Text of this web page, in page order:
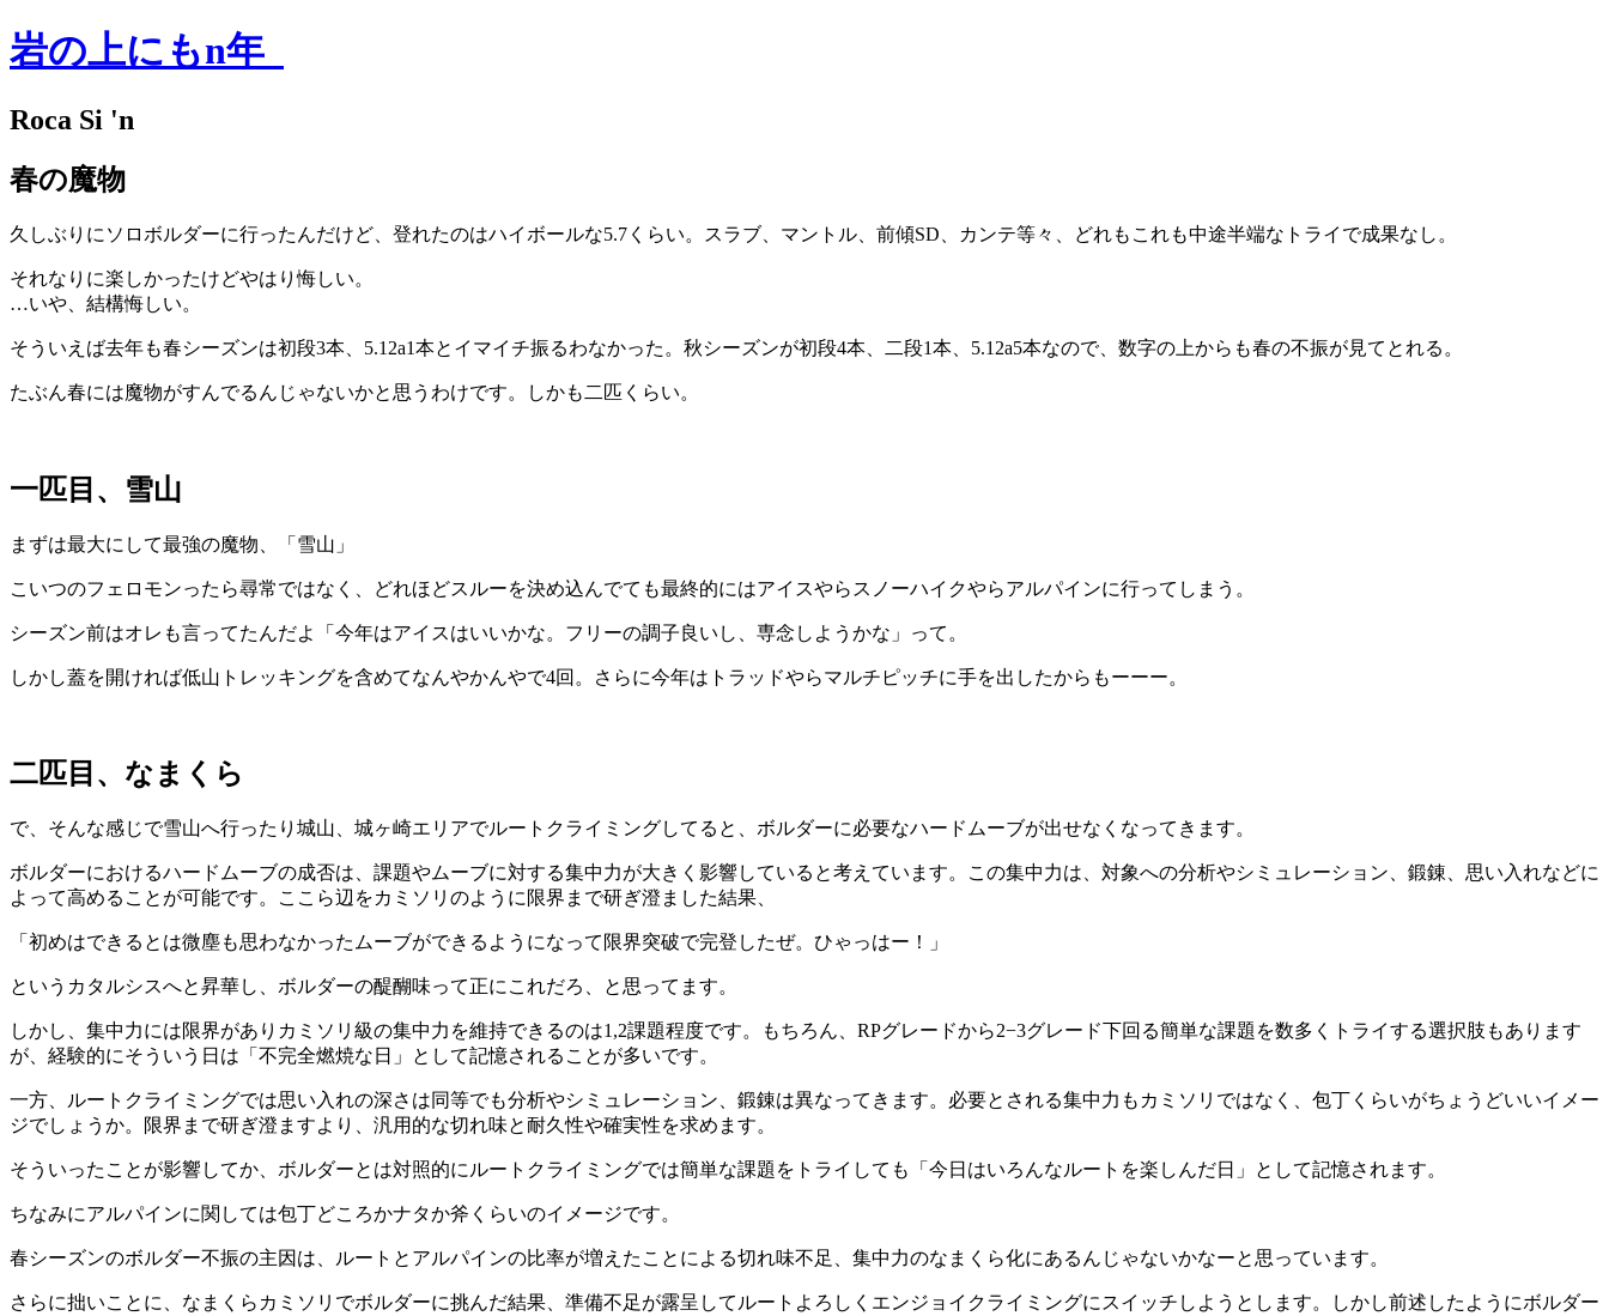
岩の上にもn年
Roca Si 'n
春の魔物
久しぶりにソロボルダーに行ったんだけど、登れたのはハイボールな5.7くらい。スラブ、マントル、前傾SD、カンテ等々、どれもこれも中途半端なトライで成果なし。
それなりに楽しかったけどやはり悔しい。
…いや、結構悔しい。
そういえば去年も春シーズンは初段3本、5.12a1本とイマイチ振るわなかった。秋シーズンが初段4本、二段1本、5.12a5本なので、数字の上からも春の不振が見てとれる。
たぶん春には魔物がすんでるんじゃないかと思うわけです。しかも二匹くらい。
一匹目、雪山
まずは最大にして最強の魔物、「雪山」
こいつのフェロモンったら尋常ではなく、どれほどスルーを決め込んでても最終的にはアイスやらスノーハイクやらアルパインに行ってしまう。
シーズン前はオレも言ってたんだよ「今年はアイスはいいかな。フリーの調子良いし、専念しようかな」って。
しかし蓋を開ければ低山トレッキングを含めてなんやかんやで4回。さらに今年はトラッドやらマルチピッチに手を出したからもーーー。
二匹目、なまくら
で、そんな感じで雪山へ行ったり城山、城ヶ崎エリアでルートクライミングしてると、ボルダーに必要なハードムーブが出せなくなってきます。
ボルダーにおけるハードムーブの成否は、課題やムーブに対する集中力が大きく影響していると考えています。この集中力は、対象への分析やシミュレーション、鍛錬、思い入れなどに
よって高めることが可能です。ここら辺をカミソリのように限界まで研ぎ澄ました結果、
「初めはできるとは微塵も思わなかったムーブができるようになって限界突破で完登したぜ。ひゃっはー！」
というカタルシスへと昇華し、ボルダーの醍醐味って正にこれだろ、と思ってます。
しかし、集中力には限界がありカミソリ級の集中力を維持できるのは1,2課題程度です。もちろん、RPグレードから2−3グレード下回る簡単な課題を数多くトライする選択肢もあります
が、経験的にそういう日は「不完全燃焼な日」として記憶されることが多いです。
一方、ルートクライミングでは思い入れの深さは同等でも分析やシミュレーション、鍛錬は異なってきます。必要とされる集中力もカミソリではなく、包丁くらいがちょうどいいイメー
ジでしょうか。限界まで研ぎ澄ますより、汎用的な切れ味と耐久性や確実性を求めます。
そういったことが影響してか、ボルダーとは対照的にルートクライミングでは簡単な課題をトライしても「今日はいろんなルートを楽しんだ日」として記憶されます。
ちなみにアルパインに関しては包丁どころかナタか斧くらいのイメージです。
春シーズンのボルダー不振の主因は、ルートとアルパインの比率が増えたことによる切れ味不足、集中力のなまくら化にあるんじゃないかなーと思っています。
さらに拙いことに、なまくらカミソリでボルダーに挑んだ結果、準備不足が露呈してルートよろしくエンジョイクライミングにスイッチしようとします。しかし前述したようにボルダー